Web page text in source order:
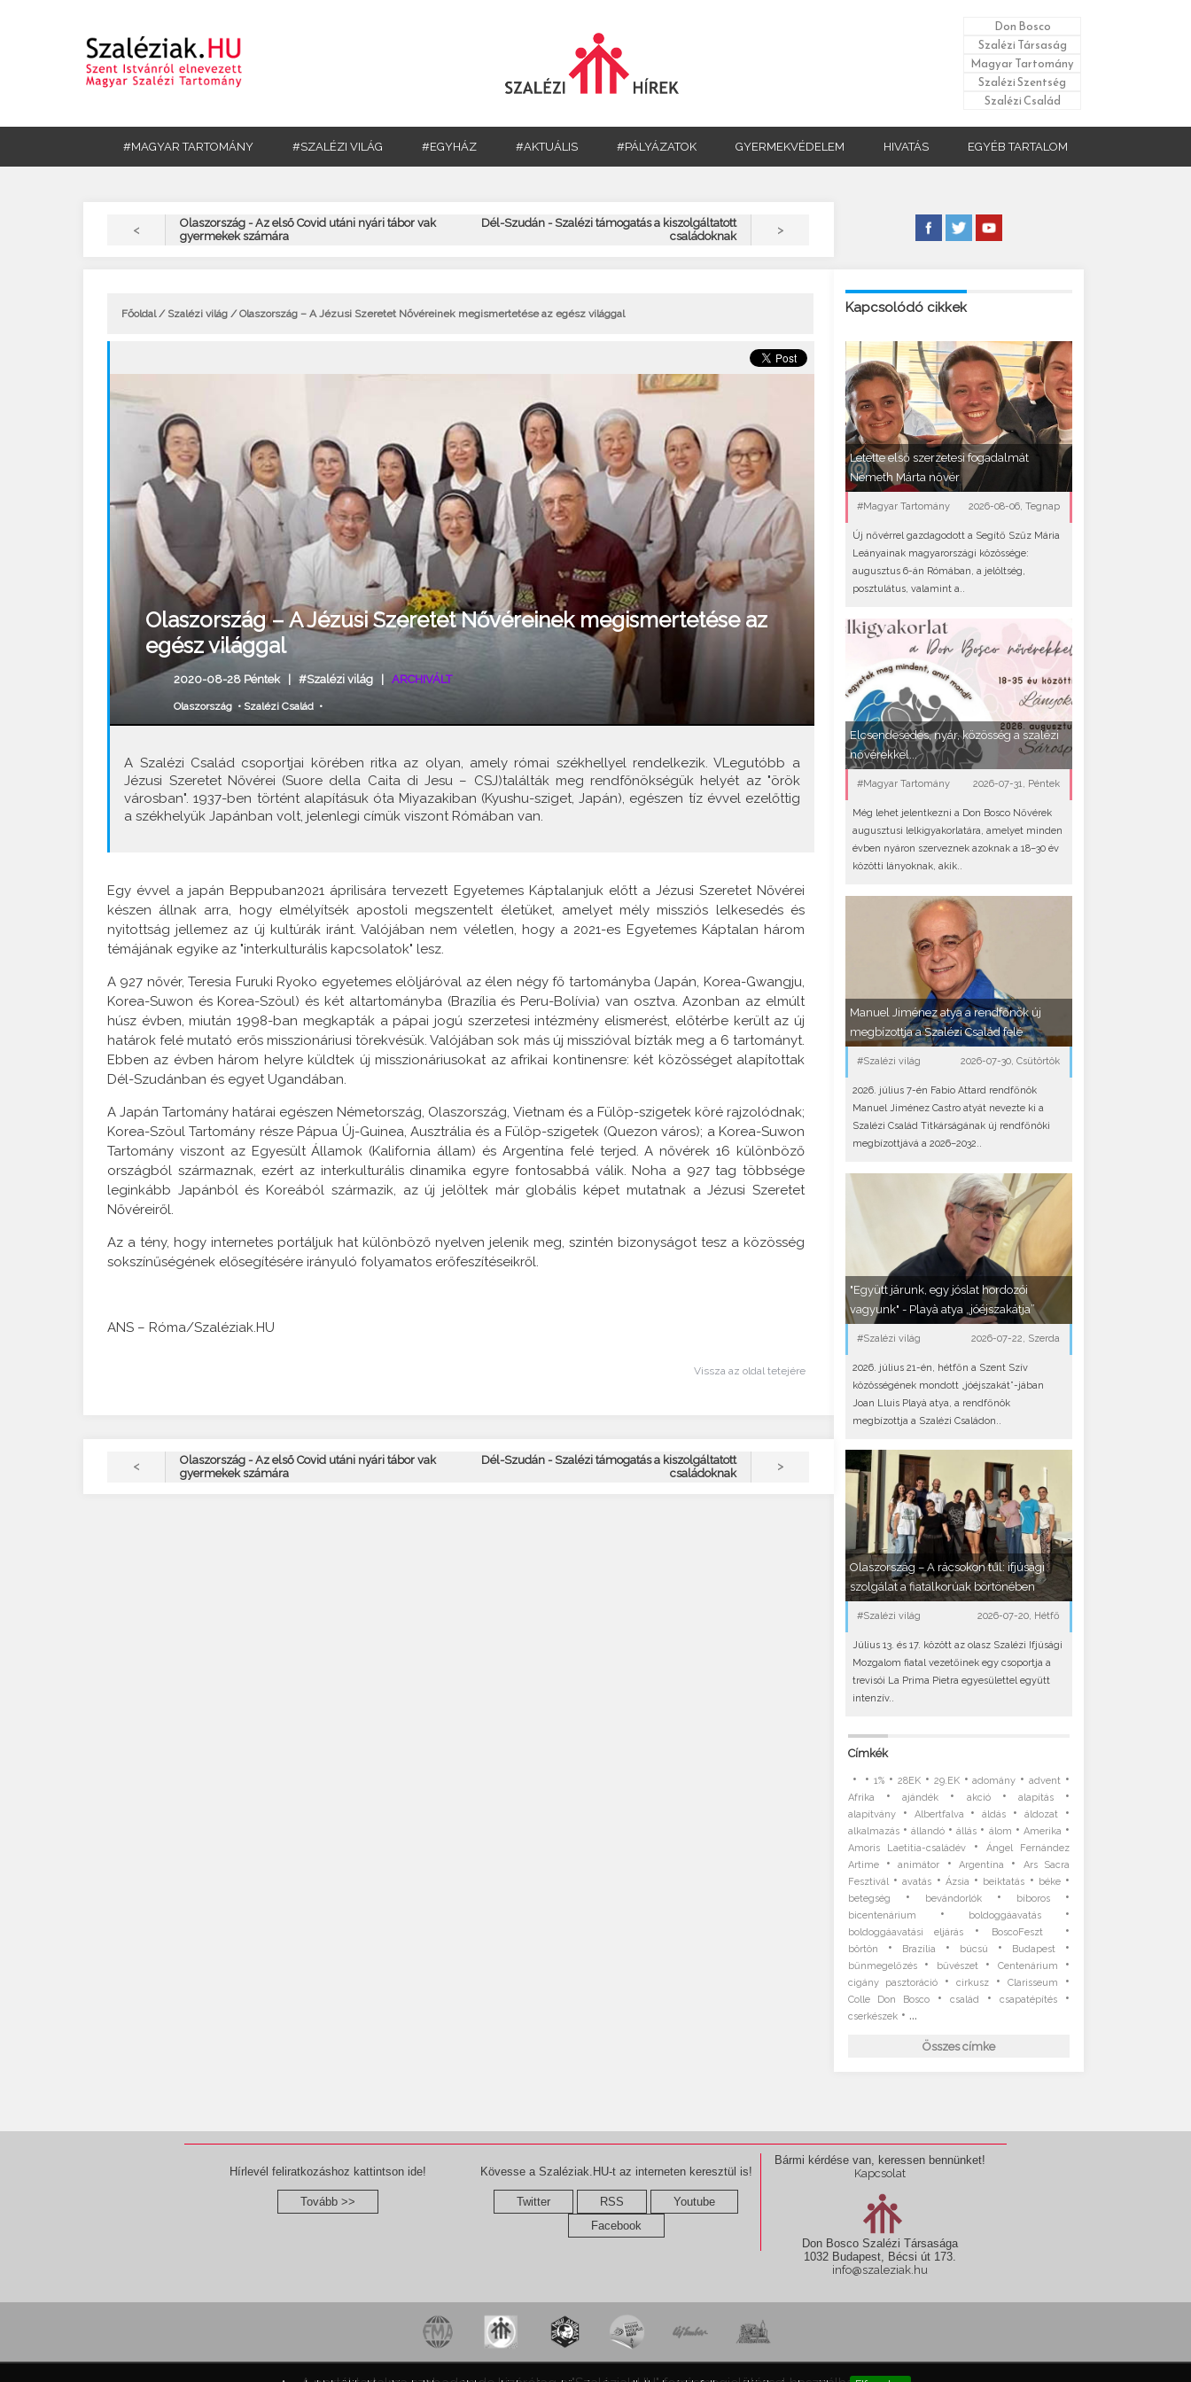
Don Bosco
Szalézi Társaság
Magyar Tartomány
Szalézi Szentség
Szalézi Család
#MAGYAR TARTOMÁNY #SZALÉZI VILÁG #EGYHÁZ #AKTUÁLIS #PÁLYÁZATOK GYERMEKVÉDELEM HIVATÁS EGYÉB TARTALOM
<
Olaszország - Az első Covid utáni nyári tábor vak
gyermekek számára
Dél-Szudán - Szalézi támogatás a kiszolgáltatott
családoknak
>
Főoldal/ Szalézi világ / Olaszország – A Jézusi Szeretet Nővéreinek megismertetése az egész világgal
Olaszország – A Jézusi Szeretet Nővéreinek megismertetése az
egész világgal
2020-08-28 Péntek | #Szalézi világ| ARCHIVÁLT
Olaszország• Szalézi Család•
A Szalézi Család csoportjai körében ritka az olyan, amely római székhellyel rendelkezik. VLegutóbb a
Jézusi Szeretet Nővérei (Suore della Caita di Jesu – CSJ)találták meg rendfőnökségük helyét az "örök
városban". 1937-ben történt alapításuk óta Miyazakiban (Kyushu-sziget, Japán), egészen tíz évvel ezelőttig
a székhelyük Japánban volt, jelenlegi címük viszont Rómában van.
Egy évvel a japán Beppuban2021 áprilisára tervezett Egyetemes Káptalanjuk előtt a Jézusi Szeretet Nővérei
készen állnak arra, hogy elmélyítsék apostoli megszentelt életüket, amelyet mély missziós lelkesedés és
nyitottság jellemez az új kultúrák iránt. Valójában nem véletlen, hogy a 2021-es Egyetemes Káptalan három
témájának egyike az "interkulturális kapcsolatok" lesz.
A 927 nővér, Teresia Furuki Ryoko egyetemes elöljáróval az élen négy fő tartományba (Japán, Korea-Gwangju,
Korea-Suwon és Korea-Szöul) és két altartományba (Brazília és Peru-Bolívia) van osztva. Azonban az elmúlt
húsz évben, miután 1998-ban megkapták a pápai jogú szerzetesi intézmény elismerést, előtérbe került az új
határok felé mutató erős misszionáriusi törekvésük. Valójában sok más új misszióval bízták meg a 6 tartományt.
Ebben az évben három helyre küldtek új misszionáriusokat az afrikai kontinensre: két közösséget alapítottak
Dél-Szudánban és egyet Ugandában.
A Japán Tartomány határai egészen Németország, Olaszország, Vietnam és a Fülöp-szigetek köré rajzolódnak;
Korea-Szöul Tartomány része Pápua Új-Guinea, Ausztrália és a Fülöp-szigetek (Quezon város); a Korea-Suwon
Tartomány viszont az Egyesült Államok (Kalifornia állam) és Argentína felé terjed. A nővérek 16 különböző
országból származnak, ezért az interkulturális dinamika egyre fontosabbá válik. Noha a 927 tag többsége
leginkább Japánból és Koreából származik, az új jelöltek már globális képet mutatnak a Jézusi Szeretet
Nővéreiről.
Az a tény, hogy internetes portáljuk hat különböző nyelven jelenik meg, szintén bizonyságot tesz a közösség
sokszínűségének elősegítésére irányuló folyamatos erőfeszítéseikről.
ANS – Róma/Szaléziak.HU
Vissza az oldal tetejére
Kapcsolódó cikkek
Letette első szerzetesi fogadalmát
Németh Márta nővér
#Magyar Tartomány 2026-08-06, Tegnap
Új nővérrel gazdagodott a Segítő Szűz Mária
Leányainak magyarországi közössége:
augusztus 6-án Rómában, a jelöltség,
posztulátus, valamint a..
Elcsendesedés, nyár, közösség a szalézi
nővérekkel...
#Magyar Tartomány 2026-07-31, Péntek
Még lehet jelentkezni a Don Bosco Nővérek
augusztusi lelkigyakorlatára, amelyet minden
évben nyáron szerveznek azoknak a 18–30 év
közötti lányoknak, akik..
Manuel Jiménez atya a rendfőnök új
megbízottja a Szalézi Család felé
#Szalézi világ 2026-07-30, Csütörtök
2026. július 7-én Fabio Attard rendfőnök
Manuel Jiménez Castro atyát nevezte ki a
Szalézi Család Titkárságának új rendfőnöki
megbízottjává a 2026–2032..
"Együtt járunk, egy jóslat hordozói
vagyunk" - Playà atya „jóéjszakátja”
#Szalézi világ 2026-07-22, Szerda
2026. július 21-én, hétfőn a Szent Szív
közösségének mondott „jóéjszakát”-jában
Joan Lluis Playà atya, a rendfőnök
megbízottja a Szalézi Családon..
Olaszország – A rácsokon túl: ifjúsági
szolgálat a fiatalkorúak börtönében
#Szalézi világ 2026-07-20, Hétfő
Július 13. és 17. között az olasz Szalézi Ifjúsági
Mozgalom fiatal vezetőinek egy csoportja a
trevisói La Prima Pietra egyesülettel együtt
intenzív..
Címkék
• •1% • 28EK • 29.EK•adomány •advent •
Afrika •ajándék • akció• alapítás•
alapítvány• Albertfalva •áldás •áldozat •
alkalmazás•állandó •állás • álom • Amerika •
Amoris Laetitia-családév•
Ángel Fernández
Artime•animátor •Argentína •
Ars Sacra
Fesztivál•avatás • Ázsia • beiktatás • béke•
betegség • bevándorlók• bíboros •
bicentenárium • boldoggáavatás•
boldoggáavatási eljárás • BoscoFeszt •
börtön • Brazília • búcsú • Budapest •
bűnmegelőzés• bűvészet• Centenárium •
cigány pasztoráció• cirkusz•Clarisseum •
Colle Don Bosco• család •csapatépítés •
cserkészek• ...
Összes címke
<
Olaszország - Az első Covid utáni nyári tábor vak
gyermekek számára
Dél-Szudán - Szalézi támogatás a kiszolgáltatott
családoknak
>
Hírlevél feliratkozáshoz kattintson ide!
Tovább >>
Kövesse a Szaléziak.HU-t az interneten keresztül is!
Twitter RSS
Youtube
Facebook
Bármi kérdése van, keressen bennünket!
Kapcsolat
Don Bosco Szalézi Társasága
1032 Budapest, Bécsi út 173.
info@szaleziak.hu